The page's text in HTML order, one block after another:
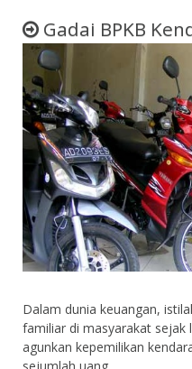
Gadai BPKB
Dalam dunia keuangan,
familiar di masyarakat sejak
agunkan kepemilikan